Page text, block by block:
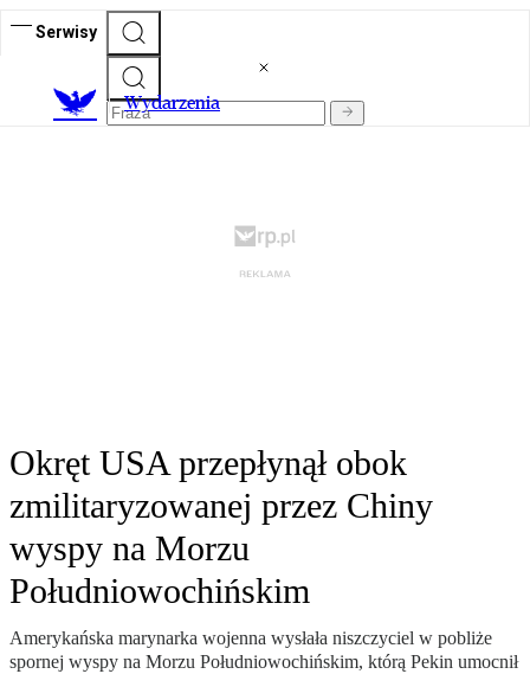
Serwisy
Wydarzenia
Okręt USA przepłynął obok
zmilitaryzowanej przez Chiny
wyspy na Morzu
Południowochińskim
Amerykańska marynarka wojenna wysłała niszczyciel w pobliże
spornej wyspy na Morzu Południowochińskim, którą Pekin umocnił